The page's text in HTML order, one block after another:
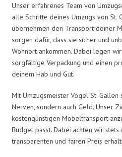
Unser erfahrenes Team von
alle Schritte deines Umzugs von St.
übernehmen den Transport deiner
sorgen dafür, dass sie sicher und
Wohnort ankommen. Dabei legen
sorgfältige Verpackung und einen
deinem Hab und Gut.
Mit Umzugsmeister Vogel St. Gallen
Nerven, sondern auch Geld. Unser
kostengünstigen Möbeltransport
Budget passt. Dabei achten wir stets
transparenten und fairen Preis